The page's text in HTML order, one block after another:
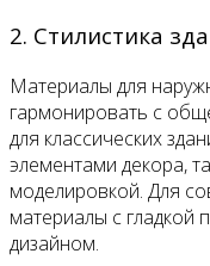
2. Стилистика
Материалы для
гармонировать с
для классических
элементами декора,
моделировкой. Для
материалы с
дизайном.